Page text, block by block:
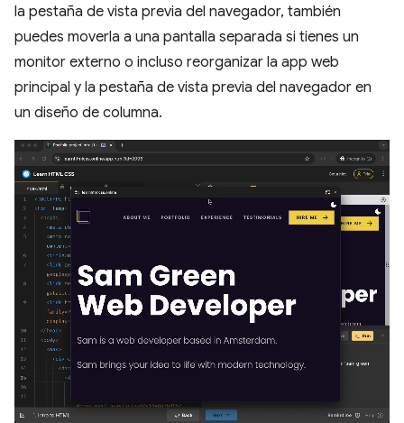
la pestaña de vista previa del navegador, también
puedes moverla a una pantalla separada si tienes un
monitor externo o incluso reorganizar la app web
principal y la pestaña de vista previa del navegador en
un diseño de columna.